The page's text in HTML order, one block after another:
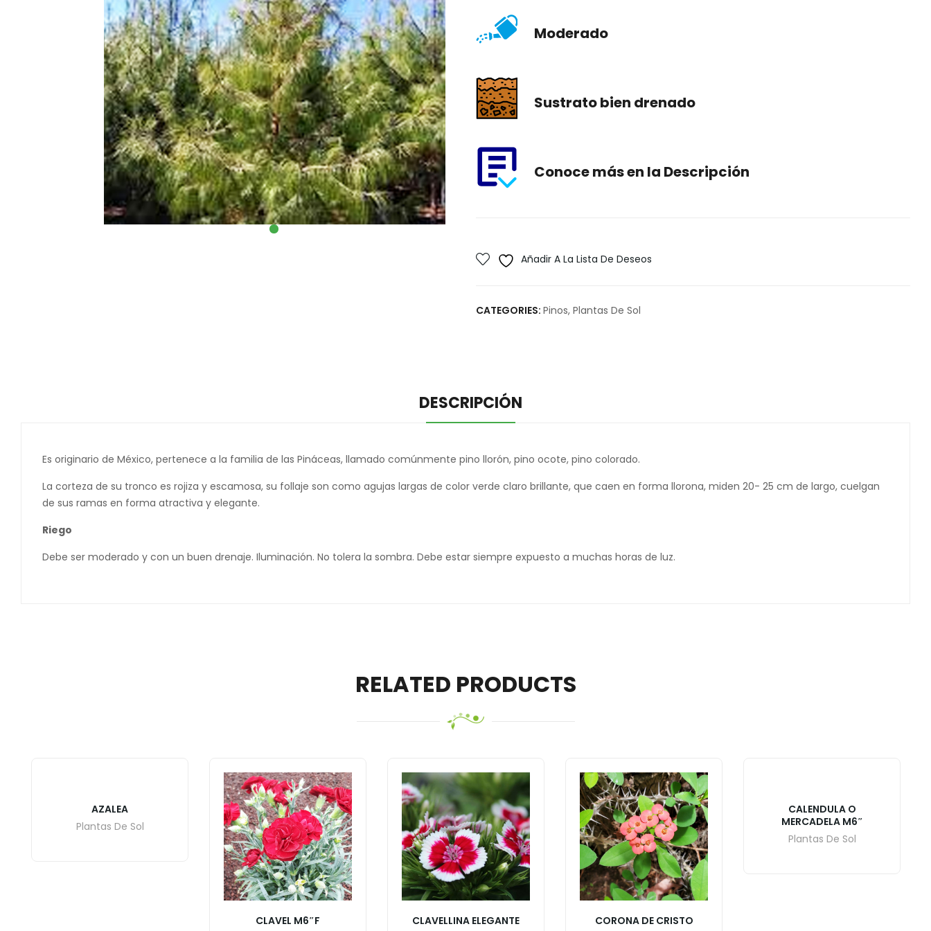
Moderado
Sustrato bien drenado
Conoce más en la Descripción
Añadir A La Lista De Deseos
CATEGORIES: Pinos, Plantas De Sol
DESCRIPCIÓN
Es originario de México, pertenece a la familia de las Pináceas, llamado comúnmente pino llorón, pino ocote, pino colorado.
La corteza de su tronco es rojiza y escamosa, su follaje son como agujas largas de color verde claro brillante, que caen en forma llorona, miden 20- 25 cm de largo, cuelgan
de sus ramas en forma atractiva y elegante.
Riego
Debe ser moderado y con un buen drenaje. Iluminación. No tolera la sombra. Debe estar siempre expuesto a muchas horas de luz.
RELATED PRODUCTS
AZALEA
Plantas De Sol
CLAVEL M6″F
CLAVELLINA ELEGANTE
CORONA DE CRISTO
CALENDULA O
MERCADELA M6″
Plantas De Sol